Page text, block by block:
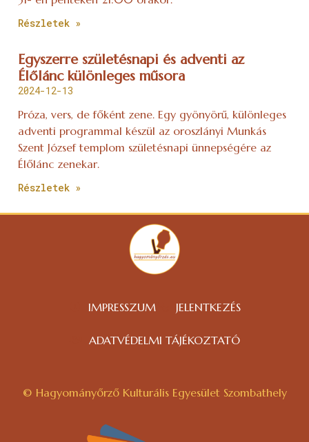
Részletek »
Egyszerre születésnapi és adventi az
Élőlánc különleges műsora
2024-12-13
Próza, vers, de főként zene. Egy gyönyörű, különleges
adventi programmal készül az oroszlányi Munkás
Szent József templom születésnapi ünnepségére az
Élőlánc zenekar.
Részletek »
IMPRESSZUM JELENTKEZÉS
ADATVÉDELMI TÁJÉKOZTATÓ
© Hagyományőrző Kulturális Egyesület Szombathely